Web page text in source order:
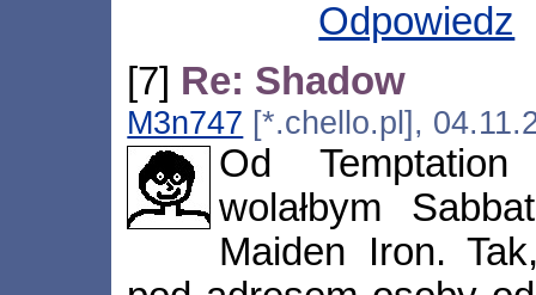
Odpowiedz
[7] Re: Shadow
M3n747 [*.chello.pl],
Od
wolałbym
Maiden Iron.